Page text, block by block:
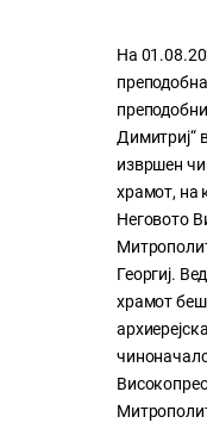
На
Димитриј“
извршен
храмот, на
Неговото
Георгиј.
храмот